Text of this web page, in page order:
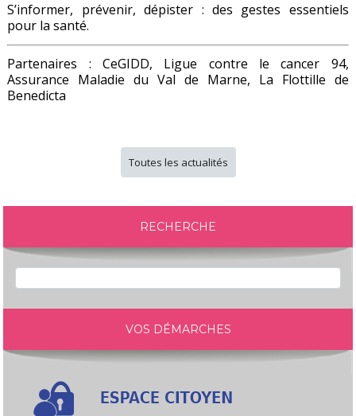
S’informer, prévenir, dépister : des gestes essentiels
pour la santé.
Partenaires : CeGIDD, Ligue contre le cancer 94,
Assurance Maladie du Val de Marne, La Flottille de
Benedicta
Toutes les actualités
RECHERCHE
VOS DÉMARCHES